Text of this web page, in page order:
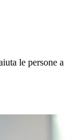
le persone a